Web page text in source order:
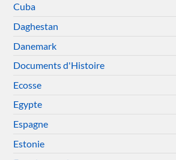
Cuba
Daghestan
Danemark
Documents d'Histoire
Ecosse
Egypte
Espagne
Estonie